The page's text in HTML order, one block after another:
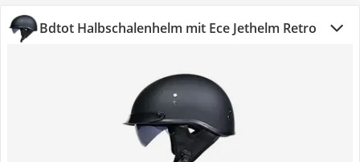
Bdtot Halbschalenhelm mit Ece Jethelm Retro